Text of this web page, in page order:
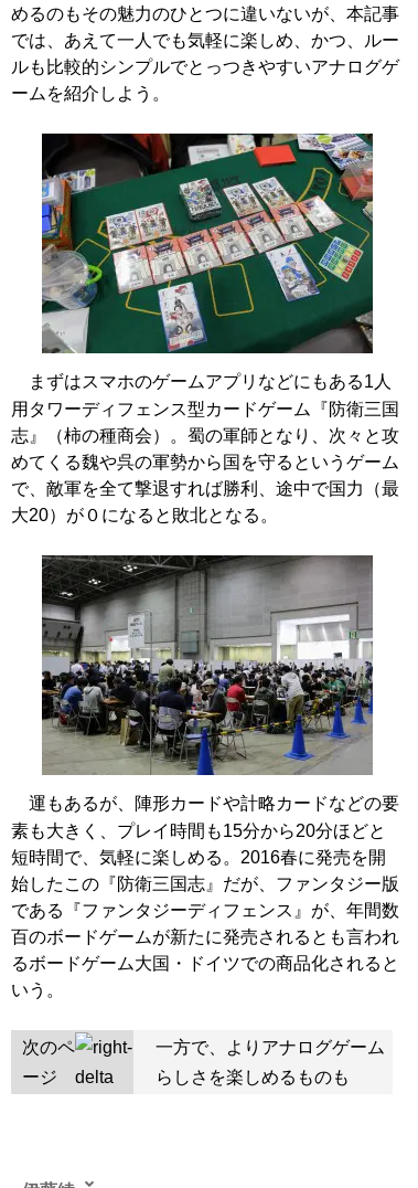
めるのもその魅力のひとつに違いないが、本記事
では、あえて一人でも気軽に楽しめ、かつ、ルー
ルも比較的シンプルでとっつきやすいアナログゲ
ームを紹介しよう。
まずはスマホのゲームアプリなどにもある1人
用タワーディフェンス型カードゲーム『防衛三国
志』（柿の種商会）。蜀の軍師となり、次々と攻
めてくる魏や呉の軍勢から国を守るというゲーム
で、敵軍を全て撃退すれば勝利、途中で国力（最
大20）が０になると敗北となる。
運もあるが、陣形カードや計略カードなどの要
素も大きく、プレイ時間も15分から20分ほどと
短時間で、気軽に楽しめる。2016春に発売を開
始したこの『防衛三国志』だが、ファンタジー版
である『ファンタジーディフェンス』が、年間数
百のボードゲームが新たに発売されるとも言われ
るボードゲーム大国・ドイツでの商品化されると
いう。
次のペ
ージ
一方で、よりアナログゲーム
らしさを楽しめるものも